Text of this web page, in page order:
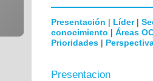
Presentación | Líder|
conocimiento | Áreas
Prioridades |
Presentacion